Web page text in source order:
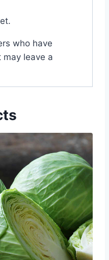
who have
leave a